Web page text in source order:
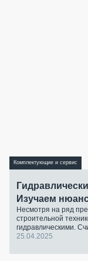
Комплектующие и сервис
Изучаем
Несмотря на ряд
строительной
гидравлическими.
25.04.2025